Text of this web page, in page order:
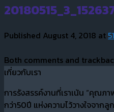
Published August 4, 2018 at
Both comments and
เกี่ยวกับเรา
การรังสรรค์งานที่เราเน้น “คุณ
กว่า50ปี แห่งความไว้วางใจจา